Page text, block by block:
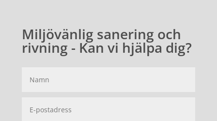
Miljövänlig sanering och
rivning - Kan vi hjälpa dig?